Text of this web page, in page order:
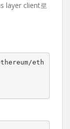
layer client로
eth